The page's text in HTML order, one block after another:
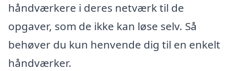
håndværkere i deres netværk til de
opgaver, som de ikke kan løse selv. Så
behøver du kun henvende dig til en enkelt
håndværker.